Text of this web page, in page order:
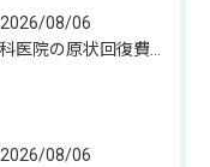
2026/08/06
2026/08/06